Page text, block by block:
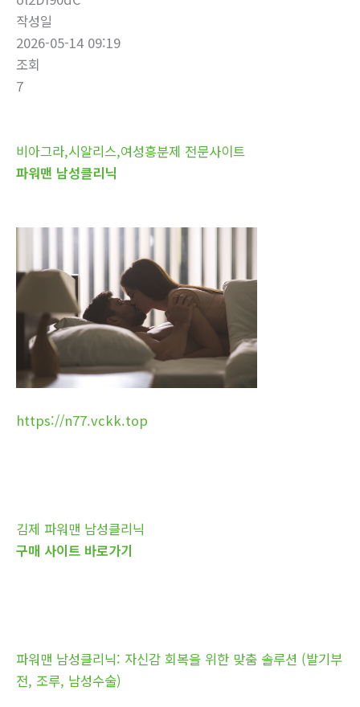
작성일
2026-05-14 09:19
조회
7
비아그라,시알리스,여성흥분제 전문사이트
파워맨 남성클리닉
https://n77.vckk.top
김제 파워맨 남성클리닉
구매 사이트 바로가기
파워맨 남성클리닉: 자신감 회복을 위한 맞춤 솔루션 (발기부
전, 조루, 남성수술)